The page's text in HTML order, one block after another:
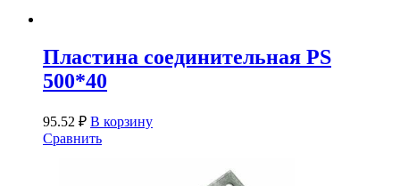
Пластина соединительная PS
500*40
95.52 ₽ В корзину
Сравнить